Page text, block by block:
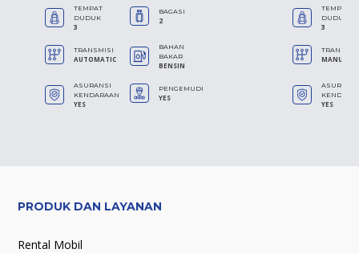
TEMPAT
DUDUK
3
BAGASI
2
TRANSMISI
AUTOMATIC
BAHAN
BAKAR
BENSIN
ASURANSI
KENDARAAN
YES
PENGEMUDI
YES
TEMPAT
DUDUK
3
MANUAL
ASURANSI
YES
PRODUK DAN LAYANAN
Rental Mobil